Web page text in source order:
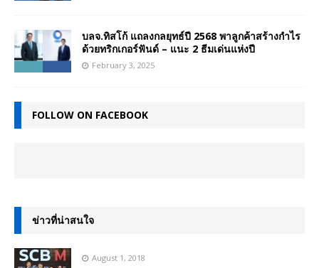
บลจ.ทิสโก้ แถลงกลยุทธ์ปี 2568 พาลูกค้าสร้างกำไร
ด้วยทริกเกอร์ฟันด์ – แนะ 2 ธีมเด่นแห่งปี
February 3, 2025
FOLLOW ON FACEBOOK
ข่าวที่น่าสนใจ
August 1, 2018